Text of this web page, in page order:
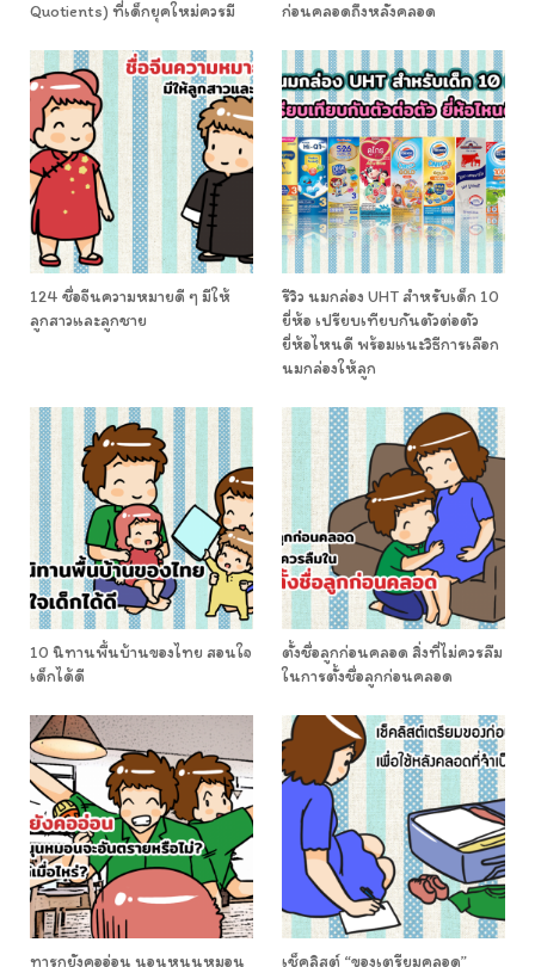
Quotients) ที่เด็กยุคใหม่ควรมี
ก่อนคลอดถึงหลังคลอด
124 ชื่อจีนความหมายดี ๆ มีให้
ลูกสาวและลูกชาย
รีวิว นมกล่อง UHT สำหรับเด็ก 10
ยี่ห้อ เปรียบเทียบกันตัวต่อตัว
ยี่ห้อไหนดี พร้อมแนะวิธีการเลือก
นมกล่องให้ลูก
10 นิทานพื้นบ้านของไทย สอนใจ
เด็กได้ดี
ตั้งชื่อลูกก่อนคลอด สิ่งที่ไม่ควรลืม
ในการตั้งชื่อลูกก่อนคลอด
ทารกยังคออ่อน นอนหนุนหมอน เช็คลิสต์ “ของเตรียมคลอด”